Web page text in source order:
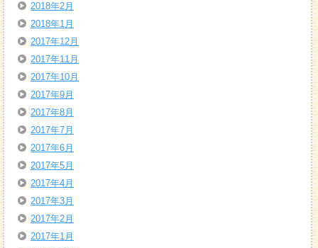
2018年2月
2018年1月
2017年12月
2017年11月
2017年10月
2017年9月
2017年8月
2017年7月
2017年6月
2017年5月
2017年4月
2017年3月
2017年2月
2017年1月